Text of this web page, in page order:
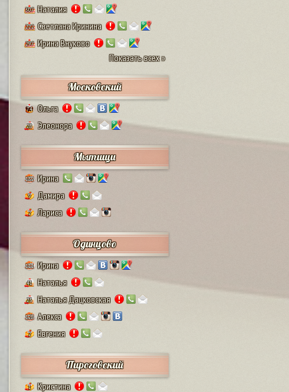
307 Наталия
222 Светлана Иринина
297 Ирина Внуково
Показать всех »
Московский
74 Ольга
28 Элеонора
Мытищи
132 Ирина
9 Дамира
2 Лариса
Одинцово
111 Ирина
41 Наталья
25 Наталья Дацковская
128 Алекса
2 Евгения
Пироговский
1 Кристина